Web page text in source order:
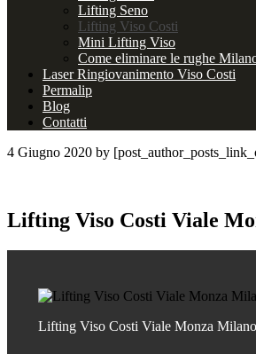
Lifting Seno
Lifting Viso Costi
Mini Lifting Viso
Come eliminare le rughe
Laser Ringiovanimento Viso Costi
Permalip
Blog
Contatti
4 Giugno 2020 by
Lifting Viso Costi Viale
Lifting Viso Costi Viale Monza Milano